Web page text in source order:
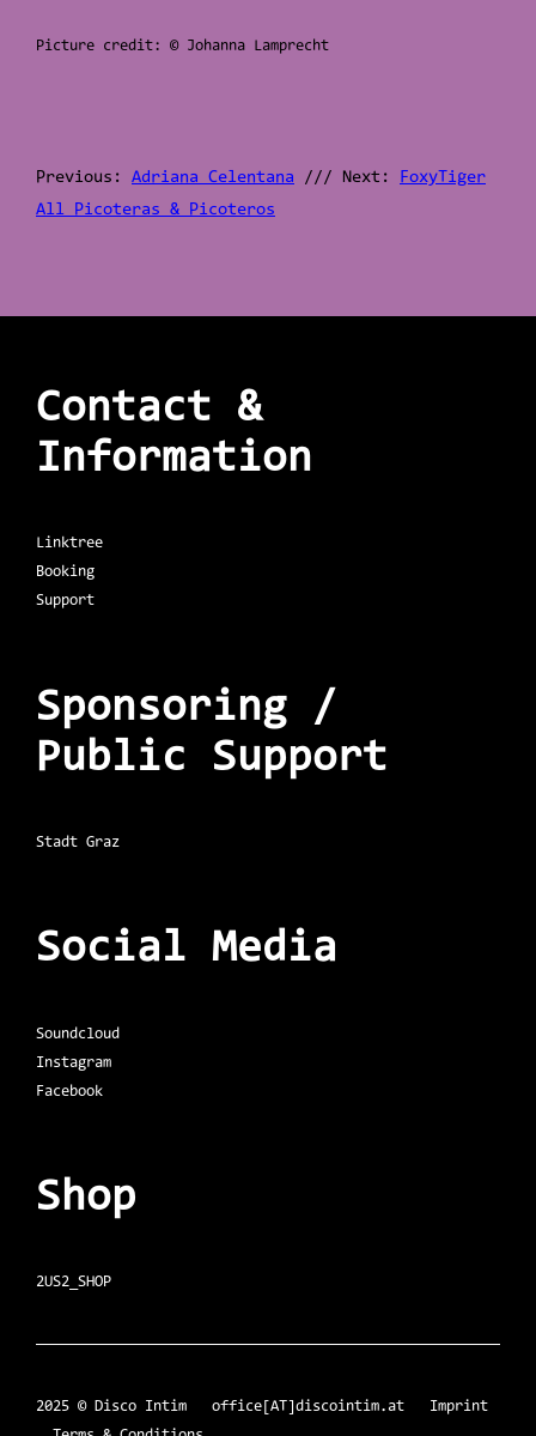
Picture credit: © Johanna Lamprecht
Previous: Adriana Celentana /// Next:
FoxyTiger
All Picoteras & Picoteros
Contact &
Information
Linktree
Booking
Support
Sponsoring /
Public Support
Stadt Graz
Social Media
Soundcloud
Instagram
Facebook
Shop
2US2_SHOP
2025 © Disco Intim office[AT]discointim.at Imprint